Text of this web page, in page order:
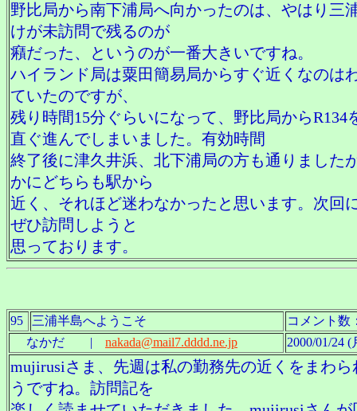
野比局から南下浦局へ向かったのは、やはり三
けが未訪問で残るのが
癪だった、というのが一番大きいですね。
ハイランド局は粟田簡易局からすぐ近くなのは
ていたのですが、
残り時間15分ぐらいになって、野比局からR134
直ぐ進んでしまいました。有効時間
終了後に津久井浜、北下浦局の方も通りました
かにどちらも駅から
近く、それほど迷わなかったと思います。次回
ぜひ訪問しようと
思っております。
95 三浦半島へようこそ
コメント
なかだ | nakada@mail7.dddd.ne.jp 2000/01/24 (
mujirusiさま、先週は私の勤務先の近くをまわら
うですね。訪問記を